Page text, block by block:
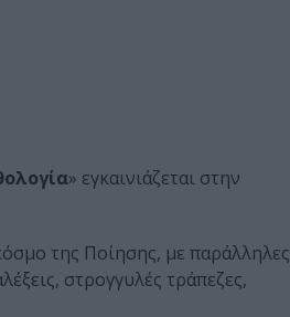
» εγκαινιάζεται στην
της Ποίησης, με παράλληλες
στρογγυλές τράπεζες,